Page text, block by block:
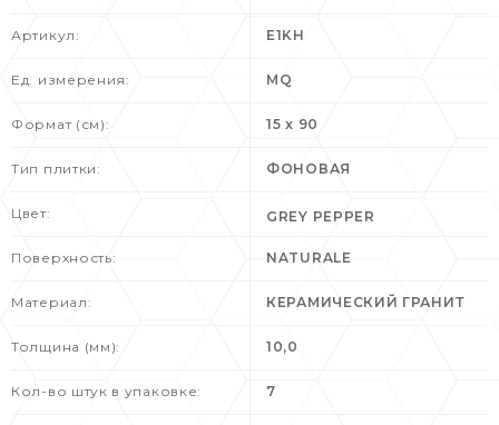
Артикул: E1KH
Ед. измерения: MQ
Формат (см): 15 x 90
Тип плитки: ФОНОВАЯ
Цвет: GREY PEPPER
Поверхность: NATURALE
Материал: КЕРАМИЧЕСКИЙ ГРАНИТ
Толщина (мм): 10,0
Кол-во штук в упаковке: 7